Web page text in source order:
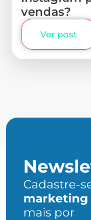
vendas?
Ver post
Cadastre-
marketing
mais por